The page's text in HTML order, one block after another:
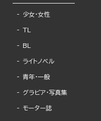
少女・女性
TL
BL
ライトノベル
青年・一般
グラビア・写真集
モーター誌